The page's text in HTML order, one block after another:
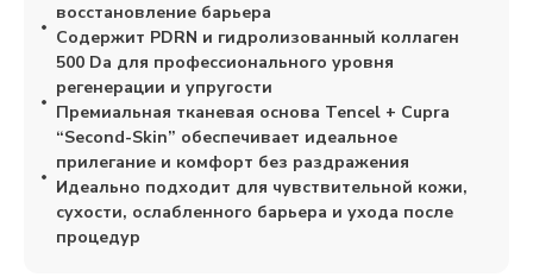
восстановление барьера
Содержит PDRN и гидролизованный коллаген
500 Da для профессионального уровня
регенерации и упругости
Премиальная тканевая основа Tencel + Cupra
“Second-Skin” обеспечивает идеальное
прилегание и комфорт без раздражения
Идеально подходит для чувствительной кожи,
сухости, ослабленного барьера и ухода после
процедур